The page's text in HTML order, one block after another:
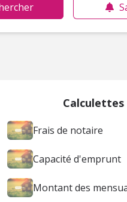
Calculettes
Frais de notaire
Capacité d'emprunt
Montant des